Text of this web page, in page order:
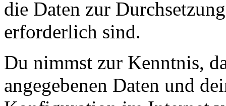
die Daten zur
erforderlich sind.
Du nimmst zur Kenntnis,
angegebenen Daten und